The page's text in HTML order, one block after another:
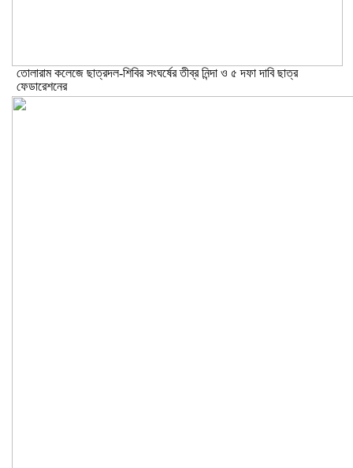
তোলারাম কলেজে ছাত্রদল-শিবির সংঘর্ষের তীব্র নিন্দা ও ৫ দফা দাবি ছাত্র
ফেডারেশনের